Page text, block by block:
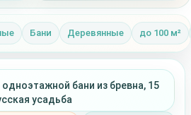
Бани Деревянные до 100 м²
одноэтажной бани из бревна, 15
усадьба